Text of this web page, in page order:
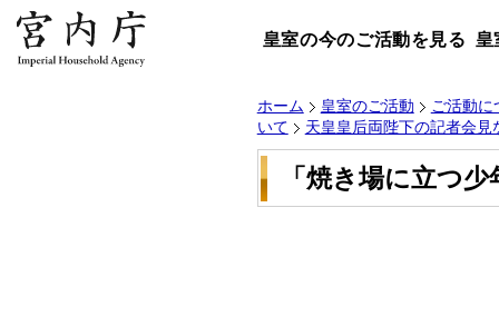
皇室の今のご活動を見る 皇
ホーム 皇室のご活動
ご活動に
いて
天皇皇后両陛下の記者会見
「焼き場に立つ